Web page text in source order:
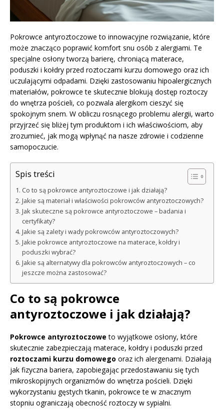
Pokrowce antyroztoczowe to innowacyjne rozwiązanie, które
może znacząco poprawić komfort snu osób z alergiami. Te
specjalne osłony tworzą barierę, chroniącą materace,
poduszki i kołdry przed roztoczami kurzu domowego oraz ich
uczulającymi odpadami. Dzięki zastosowaniu hipoalergicznych
materiałów, pokrowce te skutecznie blokują dostęp roztoczy
do wnętrza pościeli, co pozwala alergikom cieszyć się
spokojnym snem. W obliczu rosnącego problemu alergii, warto
przyjrzeć się bliżej tym produktom i ich właściwościom, aby
zrozumieć, jak mogą wpłynąć na nasze zdrowie i codzienne
samopoczucie.
Spis treści
Co to są pokrowce antyroztoczowe i jak działają?
Jakie są materiał i właściwości pokrowców antyroztoczowych?
Jak skuteczne są pokrowce antyroztoczowe – badania i
certyfikaty?
Jakie są zalety i wady pokrowców antyroztoczowych?
Jakie pokrowce antyroztoczowe na materace, kołdry i
poduszki wybrać?
Jakie są alternatywy dla pokrowców antyroztoczowych – co
jeszcze można zastosować?
Co to są pokrowce
antyroztoczowe i jak działają?
Pokrowce antyroztoczowe to wyjątkowe osłony, które
skutecznie zabezpieczają materace, kołdry i poduszki przed
roztoczami kurzu domowego oraz ich alergenami. Działają
jak fizyczna bariera, zapobiegając przedostawaniu się tych
mikroskopijnych organizmów do wnętrza pościeli. Dzięki
wykorzystaniu gęstych tkanin, pokrowce te w znacznym
stopniu ograniczają obecność roztoczy w sypialni.